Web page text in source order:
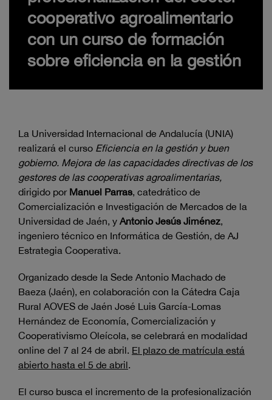
cooperativo agroalimentario
con un curso de formación
sobre eficiencia en la gestión
La Universidad Internacional de Andalucía (UNIA)
realizará el curso Eficiencia en la gestión y buen
gobierno. Mejora de las capacidades directivas de los
gestores de las cooperativas agroalimentarias,
dirigido por Manuel Parras, catedrático de
Comercialización e Investigación de Mercados de la
Universidad de Jaén, y Antonio Jesús Jiménez,
ingeniero técnico en Informática de Gestión, de AJ
Estrategia Cooperativa.
Organizado desde la Sede Antonio Machado de
Baeza (Jaén), en colaboración con la Cátedra Caja
Rural AOVES de Jaén José Luis García-Lomas
Hernández de Economía, Comercialización y
Cooperativismo Oleícola, se celebrará en modalidad
online del 7 al 24 de abril. El plazo de matrícula está
abierto hasta el 5 de abril.
El curso busca el incremento de la profesionalización